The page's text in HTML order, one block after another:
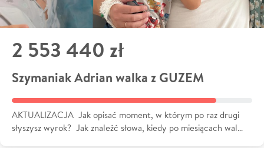
2 553 440 zł
Szymaniak Adrian walka z GUZEM
AKTUALIZACJA Jak opisać moment, w którym po raz drugi
słyszysz wyrok? Jak znaleźć słowa, kiedy po miesiącach wal…